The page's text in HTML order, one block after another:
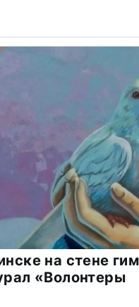
на стене
«Волонтеры